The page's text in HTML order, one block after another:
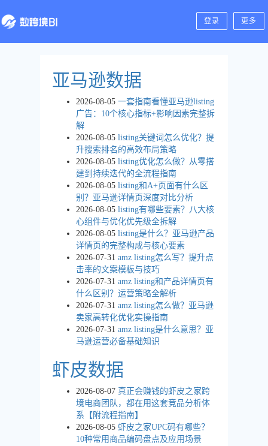
更多
登录
亚马逊数据
2026-08-05 一套指南看懂亚马逊listing
广告：10个核心指标+影响因素完整拆
解
2026-08-05 listing关键词怎么优化？提
升搜索排名的高效布局策略
2026-08-05 listing优化怎么做？从零搭
建到持续迭代的全流程指南
2026-08-05 listing和A+页面有什么区
别？亚马逊详情页深度对比分析
2026-08-05 listing有哪些要素？八大核
心组件与优化优先级全拆解
2026-08-05 listing是什么？亚马逊产品
详情页的完整构成与核心要素
2026-07-31 amz listing怎么写？提升点
击率的文案模板与技巧
2026-07-31 amz listing和产品详情页有
什么区别？运营策略全解析
2026-07-31 amz listing怎么做？亚马逊
卖家高转化优化实操指南
2026-07-31 amz listing是什么意思？亚
马逊运营必备基础知识
虾皮数据
2026-08-07 真正会赚钱的虾皮之家跨
境电商团队，都在用这套竞品分析体
系【附流程指南】
2026-08-05 虾皮之家UPC码有哪些？
10种常用商品编码盘点及应用场景